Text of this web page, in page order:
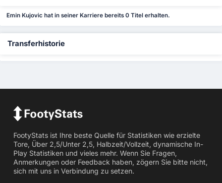
Emin Kujovic hat in seiner Karriere bereits 0 Titel erhalten.
Transferhistorie
FootyStats ist Ihre beste Quelle für Statistiken wie erzielte
Tore, Über 2,5/Unter 2,5, Halbzeit/Vollzeit, dynamische In-
Play Statistiken und vieles mehr. Wenn Sie Fragen,
Anmerkungen oder Feedback haben, zögern Sie bitte nicht,
sich mit uns in Verbindung zu setzen.